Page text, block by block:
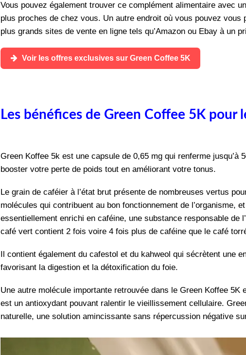
Vous pouvez également trouver ce complément alimentaire avec
plus proches de chez vous. Un autre endroit où vous pouvez
plus grands sites de vente en ligne tels qu’Amazon ou Ebay à un
Voir les offres exclusives sur Green Coffee 5K
Les bénéfices de Green Coffee 5K pour
Green Koffee 5k est une capsule de 0,65 mg qui renferme jusqu’à
booster votre perte de poids tout en améliorant votre tonus.
Le grain de caféier à l’état brut présente de nombreuses vertus
molécules qui contribuent au bon fonctionnement de l’organisme,
essentiellement enrichi en caféine, une substance responsable de
café vert contient 2 fois voire 4 fois plus de caféine que le café
Il contient également du cafestol et du kahweol qui sécrètent une
favorisant la digestion et la détoxification du foie.
Une autre molécule importante retrouvée dans le Green Koffee 5K
est un antioxydant pouvant ralentir le vieillissement cellulaire.
naturelle, une solution amincissante sans répercussion négative